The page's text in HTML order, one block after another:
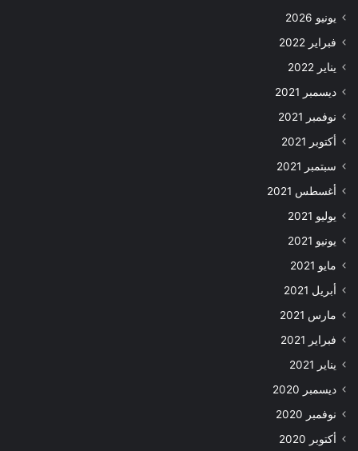
يونيو 2026
فبراير 2022
يناير 2022
ديسمبر 2021
نوفمبر 2021
أكتوبر 2021
سبتمبر 2021
أغسطس 2021
يوليو 2021
يونيو 2021
مايو 2021
أبريل 2021
مارس 2021
فبراير 2021
يناير 2021
ديسمبر 2020
نوفمبر 2020
أكتوبر 2020